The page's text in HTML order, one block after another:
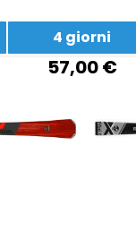
4 giorni
57,00 €